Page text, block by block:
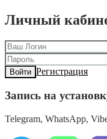
Личный
Войти Регистрация
Запись на
Telegram, WhatsApp,